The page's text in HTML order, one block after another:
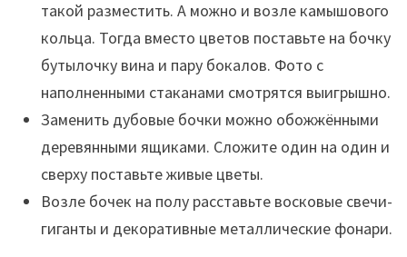
такой разместить. А можно и возле камышового
кольца. Тогда вместо цветов поставьте на бочку
бутылочку вина и пару бокалов. Фото с
наполненными стаканами смотрятся выигрышно.
Заменить дубовые бочки можно обожжёнными
деревянными ящиками. Сложите один на один и
сверху поставьте живые цветы.
Возле бочек на полу расставьте восковые свечи-
гиганты и декоративные металлические фонари.